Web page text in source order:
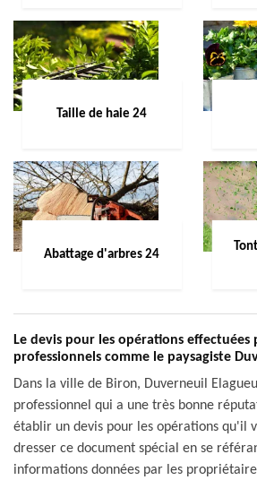
Taille de haie 24
Abattage d'arbres 24
Le devis pour les opérations effectuées
professionnels comme le paysagiste
Dans la ville de Biron, Duverneuil
professionnel qui a une très bonne
établir un devis pour les opérations qu'il
dresser ce document spécial en se
informations données par les